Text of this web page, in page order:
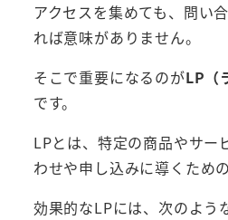
アクセスを集めても、問い
れば意味がありません。
そこで重要になるのがLP（
です。
LPとは、特定の商品やサー
わせや申し込みに導くため
効果的なLPには、次のよう